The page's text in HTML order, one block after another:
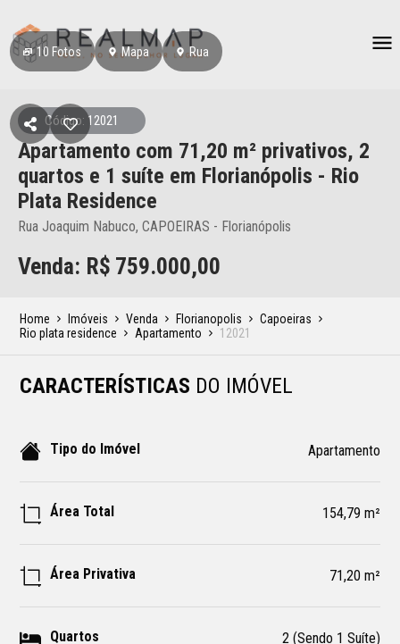
10 Fotos Mapa Rua
Código: 12021
Apartamento com 71,20 m² privativos, 2
quartos e 1 suíte em Florianópolis - Rio
Plata Residence
Rua Joaquim Nabuco, CAPOEIRAS - Florianópolis
Venda: R$ 759.000,00
Home Imóveis Venda Florianopolis
Capoeiras
Rio plata residence
Apartamento 12021
CARACTERÍSTICAS DO IMÓVEL
Tipo do Imóvel Apartamento
Área Total 154,79 m²
Área Privativa 71,20 m²
Quartos 2 (Sendo 1 Suíte)